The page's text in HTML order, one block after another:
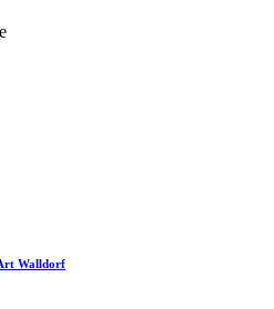
Walldorf